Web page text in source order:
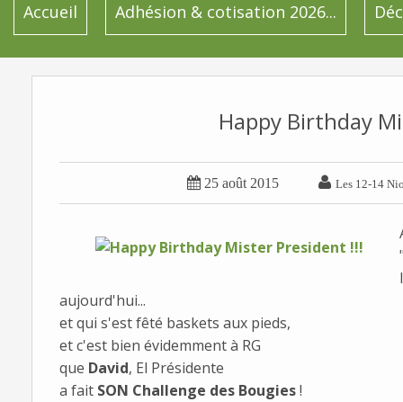
Accueil Adhésion & cotisation 2026...
Happy Birthday
 25 août 2015  Les 12-14
aujourd'hui...
et qui s'est fêté baskets aux pieds,
et c'est bien évidemment à RG
que David, El Présidente
a fait SON Challenge des Bougies!